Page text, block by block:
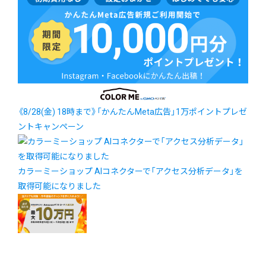
《8/28(金) 18時まで》「かんたんMeta広告」1万ポイントプレゼ
ントキャンペーン
カラーミーショップ AIコネクターで「アクセス分析データ」を
取得可能になりました